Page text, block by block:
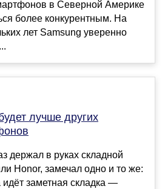
в Северной Америке
более конкурентным. На
лет Samsung уверенно
лучше других
держал в руках складной
Honor, замечал одно и то же:
идёт заметная складка —